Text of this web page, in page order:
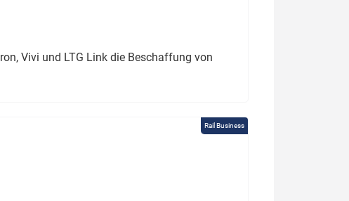
Vivi und LTG Link die Beschaffung von
Rail Business